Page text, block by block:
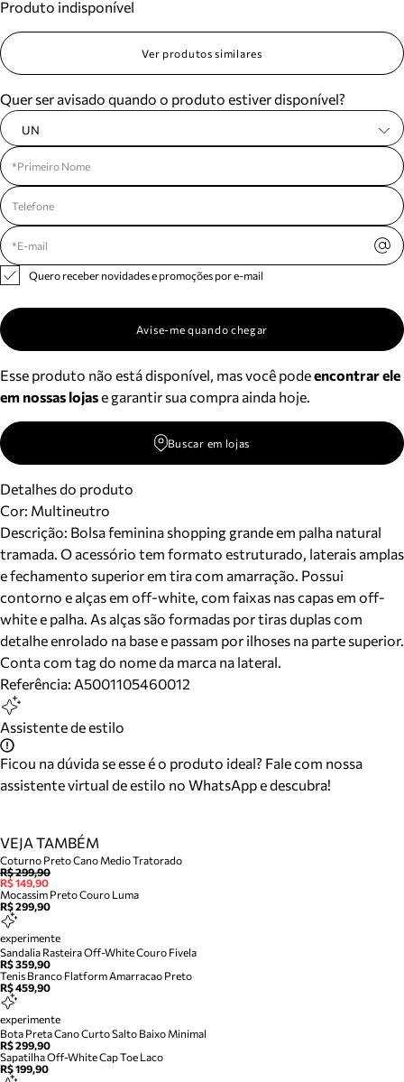
Produto indisponível
Ver produtos similares
Quer ser avisado quando o produto estiver disponível?
UN
Quero receber novidades e promoções por e-mail
Avise-me quando chegar
Esse produto não está disponível, mas você podeencontrar ele
em nossas lojase garantir sua compra ainda hoje.
Buscar em lojas
Detalhes do produto
Cor: Multineutro
Descrição: Bolsa feminina shopping grande em palha natural
tramada. O acessório tem formato estruturado, laterais amplas
e fechamento superior em tira com amarração. Possui
contorno e alças em off-white, com faixas nas capas em off-
white e palha. As alças são formadas por tiras duplas com
detalhe enrolado na base e passam por ilhoses na parte superior.
Conta com tag do nome da marca na lateral.
Referência: A5001105460012
Assistente de estilo
Ficou na dúvida se esse é o produto ideal? Fale com nossa
assistente virtual de estilo no WhatsApp e descubra!
VEJA TAMBÉM
Coturno Preto Cano Medio Tratorado
R$ 299,90
R$ 149,90
Mocassim Preto Couro Luma
R$ 299,90
experimente
Sandalia Rasteira Off-White Couro Fivela
R$ 359,90
Tenis Branco Flatform Amarracao Preto
R$ 459,90
experimente
Bota Preta Cano Curto Salto Baixo Minimal
R$ 299,90
Sapatilha Off-White Cap Toe Laco
R$ 199,90